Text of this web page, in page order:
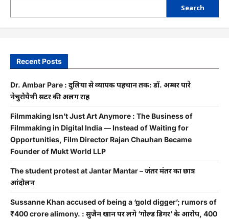
Search
Recent Posts
Dr. Ambar Pare : दुलिया से व्यापक पहचान तक: डॉ. अम्बर पारे
नेचुरोपैथी सेंटर की अलग राह
Filmmaking Isn’t Just Art Anymore : The Business of
Filmmaking in Digital India — Instead of Waiting for
Opportunities, Film Director Rajan Chauhan Became
Founder of Mukt World LLP
The student protest at Jantar Mantar – जंतर मंतर का छात्र
आंदोलन
Sussanne Khan accused of being a ‘gold digger’; rumors of
₹400 crore alimony. : सुजैन खान पर लगे ‘गोल्ड डिगर’ के आरोप, 400